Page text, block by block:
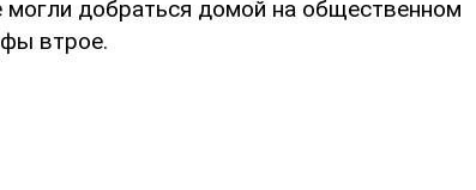
добраться домой на общественном
втрое.